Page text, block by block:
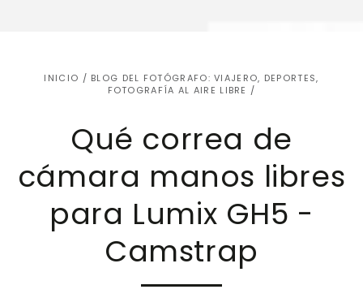
INICIO / BLOG DEL FOTÓGRAFO: VIAJERO, DEPORTES,
FOTOGRAFÍA AL AIRE LIBRE /
Qué correa de
cámara manos libres
para Lumix GH5 -
Camstrap